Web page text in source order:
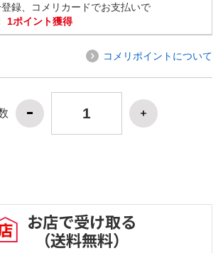
録、コメリカードでお支払いで
1ポイント獲得
コメリポイントについて
お店で受け取る
（送料無料）